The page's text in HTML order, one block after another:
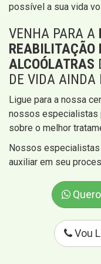
possível a sua vida
VENHA PARA A
REABILITAÇÃO
ALCOÓLATRAS
DE VIDA AINDA
Ligue para a nossa
nossos especialistas
sobre o melhor
Nossos especialistas
auxiliar em seu
Vou